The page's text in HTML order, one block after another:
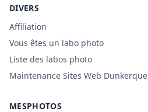
DIVERS
Affiliation
Vous êtes un labo photo
Liste des labos photo
Maintenance Sites Web Dunkerque
MESPHOTOS